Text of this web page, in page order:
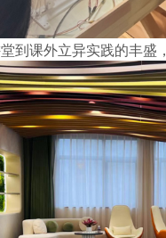
到课外立异实践的丰盛，